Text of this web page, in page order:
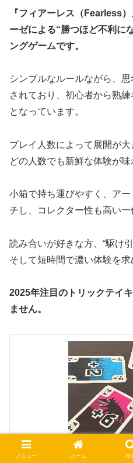
『フィアーレス（Fearless
ーゼによる“勝つほど不利に
ングゲームです。
シンプルなルールながら、
されており、初心者から熟
となっています。
プレイ人数によって展開が
どの人数でも新鮮な体験が味
小箱で持ち運びやすく、ア
チし、コレクター性も高い一
読み合いが好きな方、“駆け
そして短時間で濃い体験を求
2025年注目のトリックテイ
ません。
フィアーレス Fearless
メニュー ホーム 検